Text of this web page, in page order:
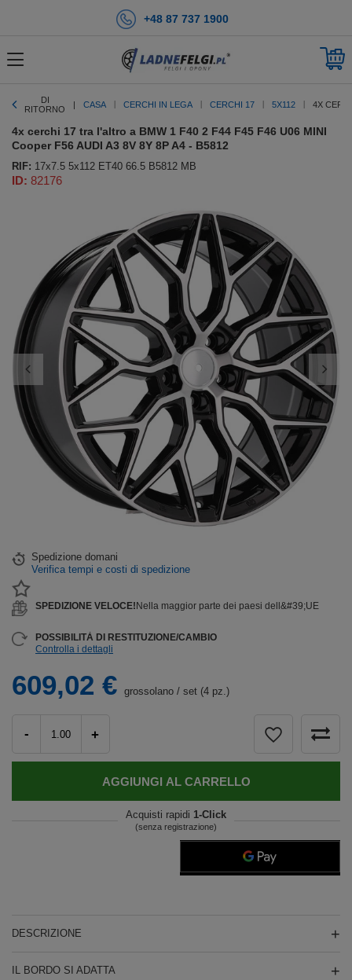
+48 87 737 1900
DI
RITORNO
CASA CERCHI IN LEGA CERCHI 17 5X112 4X
4x cerchi 17 tra l'altro a BMW 1 F40 2 F44 F45 F46 U06 MINI
Cooper F56 AUDI A3 8V 8Y 8P A4 - B5812
RIF: 17x7.5 5x112 ET40 66.5 B5812 MB
ID: 82176
609,02 € grossolano / set (4 pz.)
- +
AGGIUNGI AL CARRELLO
Acquisti rapidi 1-Click
(senza registrazione)
Spedizione domani
Verifica tempi e costi di spedizione
SPEDIZIONE VELOCE! Nella maggior parte dei paesi dell&#39;UE
POSSIBILITÀ DI RESTITUZIONE/CAMBIO
Controlla i dettagli
DESCRIZIONE
IL BORDO SI ADATTA